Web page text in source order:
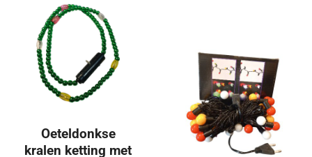
Oeteldonkse
kralen ketting met